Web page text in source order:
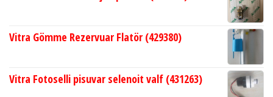
Vitra Gömme Rezervuar Flatör (429380)
Vitra Fotoselli pisuvar selenoit valf (431263)